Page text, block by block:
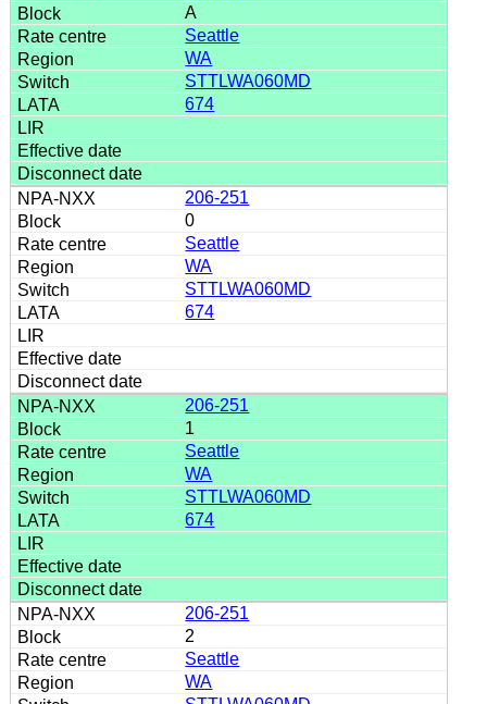
A
Seattle
WA
STTLWA060MD
674
206-251
0
Seattle
WA
STTLWA060MD
674
206-251
1
Seattle
WA
STTLWA060MD
674
206-251
2
Seattle
WA